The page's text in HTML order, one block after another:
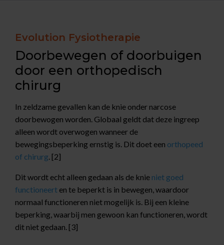
Evolution Fysiotherapie
Doorbewegen of doorbuigen
door een orthopedisch
chirurg
In zeldzame gevallen kan de knie onder narcose
doorbewogen worden. Globaal geldt dat deze ingreep
alleen wordt overwogen wanneer de
bewegingsbeperking ernstig is. Dit doet een orthopeed
of chirurg. [2]
Dit wordt echt alleen gedaan als de knie niet goed
functioneert en te beperkt is in bewegen, waardoor
normaal functioneren niet mogelijk is. Bij een kleine
beperking, waarbij men gewoon kan functioneren, wordt
dit niet gedaan. [3]